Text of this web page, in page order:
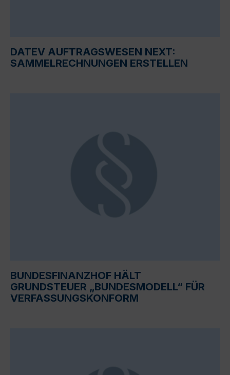
DATEV AUFTRAGSWESEN NEXT:
SAMMELRECHNUNGEN ERSTELLEN
BUNDESFINANZHOF HÄLT
GRUNDSTEUER „BUNDESMODELL“ FÜR
VERFASSUNGSKONFORM